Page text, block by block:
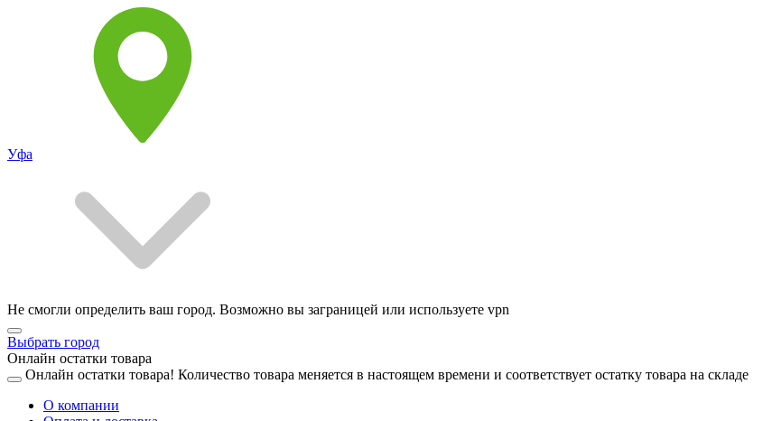
Уфа
Не смогли определить ваш город. Возможно вы заграницей или используете vpn
Выбрать город
Онлайн остатки товара
Онлайн остатки товара! Количество товара меняется в настоящем времени и соответствует остатку товара на складе
О компании